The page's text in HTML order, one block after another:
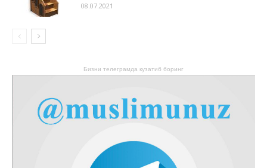
08.07.2021
Бизни телеграмда кузатиб боринг